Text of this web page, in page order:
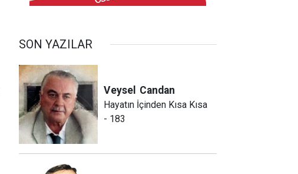
SON YAZILAR
Veysel Candan
Hayatın İçinden Kısa Kısa
- 183